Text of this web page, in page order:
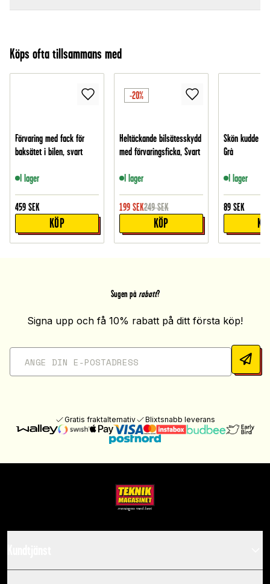
Köps ofta tillsammans med
Förvaring med fack för
baksätet i bilen, svart
I lager
459 SEK
KÖP
-20%
Heltäckande bilsätesskydd
med förvaringsficka, Svart
I lager
199 SEK249 SEK
KÖP
Skön kudde
Grå
I lager
89 SEK
Sugen på rabatt?
Signa upp och få 10% rabatt på ditt första köp!
Gratis fraktalternativ Blixtsnabb leverans